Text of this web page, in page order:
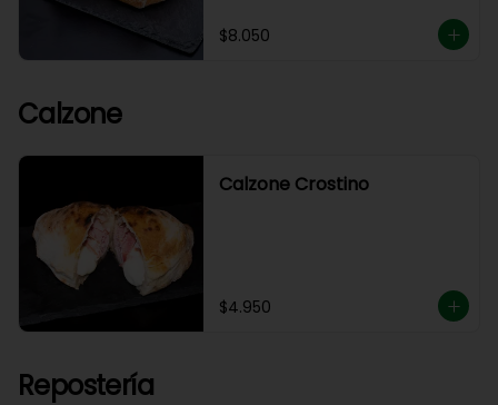
$8.050
Calzone
Calzone Crostino
$4.950
Repostería